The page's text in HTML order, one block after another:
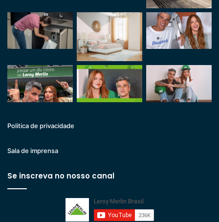
Politica de privacidade
Sala de imprensa
Se inscreva no nosso canal